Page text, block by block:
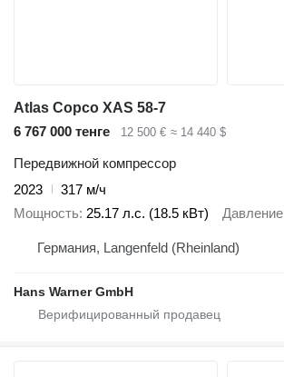
Atlas Copco XAS 58-7
6 767 000 тенге
12 500 € ≈ 14 440 $
Передвижной компрессор
2023
317 м/ч
Мощность 25.17 л.с. (18.5 кВт) Давление
Германия, Langenfeld (Rheinland)
Hans Warner GmbH